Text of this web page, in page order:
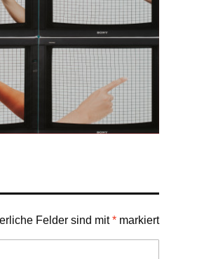
Felder sind mit* markiert